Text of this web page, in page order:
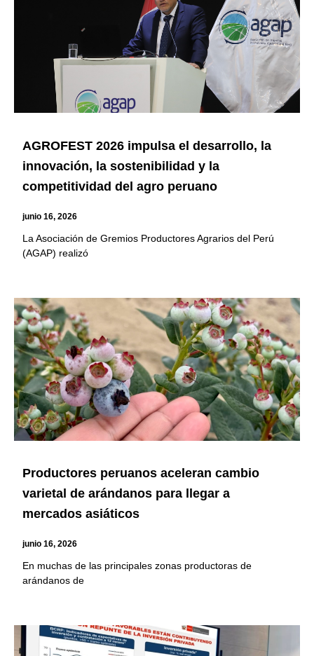
AGROFEST 2026 impulsa el desarrollo, la
innovación, la sostenibilidad y la
competitividad del agro peruano
junio 16, 2026
La Asociación de Gremios Productores Agrarios del Perú
(AGAP) realizó
Productores peruanos aceleran cambio
varietal de arándanos para llegar a
mercados asiáticos
junio 16, 2026
En muchas de las principales zonas productoras de
arándanos de